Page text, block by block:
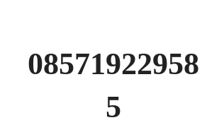
08571922958
5